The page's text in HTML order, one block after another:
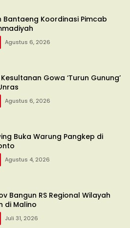
Bantaeng Koordinasi Pimcab
Agustus 6, 2026
Gowa ‘Turun Gunung’
Agustus 6, 2026
Buka Warung Pangkep di
Agustus 4, 2026
Bangun RS Regional Wilayah
di Malino
Juli 31, 2026